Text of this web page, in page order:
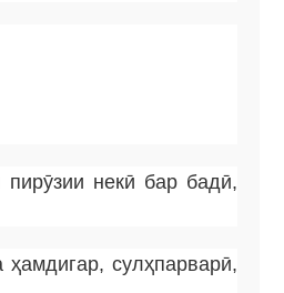
некӣ бар бадӣ,
сулҳпарварӣ,